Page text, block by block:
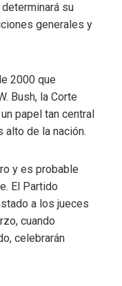
su
generales y
2000 que
Bush, la Corte
papel tan central
alto de la nación.
y es probable
El Partido
a los jueces
cuando
celebrarán